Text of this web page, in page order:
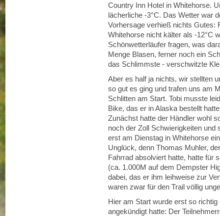
Country Inn Hotel in Whitehorse.
lächerliche -3°C. Das Wetter war
Vorhersage verhieß nichts Gutes:
Whitehorse nicht kälter als -12°C
Schönwetterläufer fragen, was
Menge Blasen, ferner noch ein
das Schlimmste - verschwitzte
Aber es half ja nichts, wir stellten
so gut es ging und trafen uns am
Schlitten am Start. Tobi musste
Bike, das er in Alaska bestellt
Zunächst hatte der Händler wohl
noch der Zoll Schwierigkeiten und
erst am Dienstag in Whitehorse
Unglück, denn Thomas Muhler,
Fahrrad absolviert hatte, hatte für
(ca. 1.000M auf dem Dempster
dabei, das er ihm leihweise zur
waren zwar für den Trail völlig
Hier am Start wurde erst so
angekündigt hatte: Der